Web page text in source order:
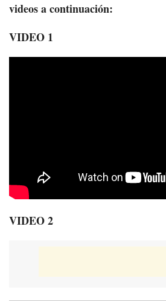
videos a continuación:
VIDEO 1
VIDEO 2